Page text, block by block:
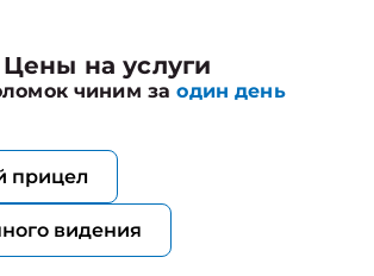
Цены на услуги
чиним заодин день
прицел
видения